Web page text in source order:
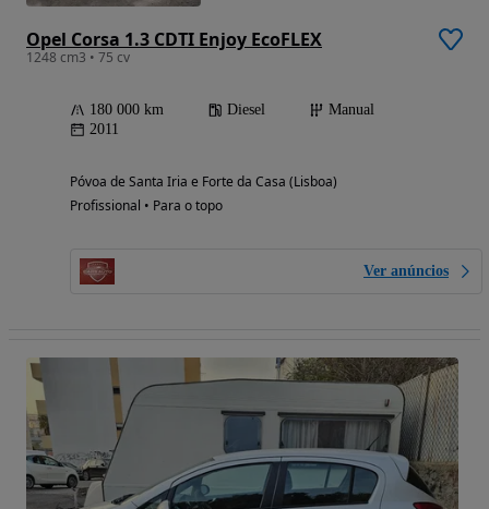
Opel Corsa 1.3 CDTI Enjoy EcoFLEX
1248 cm3 • 75 cv
180 000 km Diesel
Manual
2011
Póvoa de Santa Iria e Forte da Casa (Lisboa)
Profissional • Para o topo
Ver anúncios